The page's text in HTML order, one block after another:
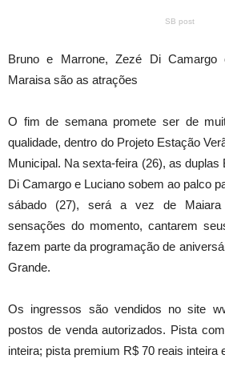
SB post
Bruno e Marrone, Zezé Di
Maraisa são as atrações
O fim de semana promete ser de
qualidade, dentro do Projeto Estação
Municipal. Na sexta-feira (26), as duplas
Di Camargo e Luciano sobem ao palco
sábado (27), será a vez de
sensações do momento, cantarem
fazem parte da programação de
Grande.
Os ingressos são vendidos no site
postos de venda autorizados. Pista
inteira; pista premium R$ 70 reais inteira